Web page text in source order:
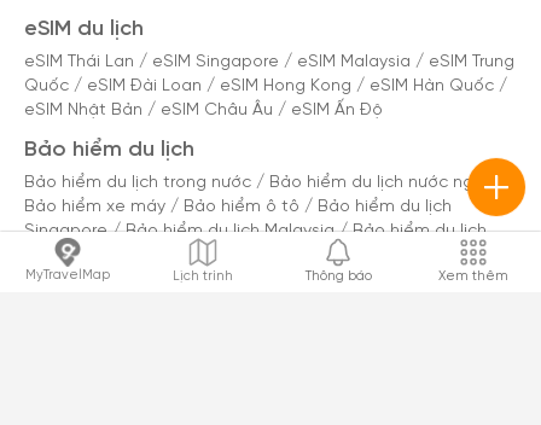
MyTravelMap Lịch trình Thông báo Xem thêm
eSIM du lịch
eSIM Thái Lan / eSIM Singapore / eSIM Malaysia / eSIM Trung
Quốc / eSIM Đài Loan / eSIM Hong Kong / eSIM Hàn Quốc /
eSIM Nhật Bản / eSIM Châu Âu / eSIM Ấn Độ
Bảo hiểm du lịch
Bảo hiểm du lịch trong nước / Bảo hiểm du lịch nước ngoài /
Bảo hiểm xe máy / Bảo hiểm ô tô / Bảo hiểm du lịch
Singapore / Bảo hiểm du lịch Malaysia / Bảo hiểm du lịch
Thái Lan
Bảo hiểm du lịch Trung Quốc /
Bảo hiểm du lịch
Đài Loan / Bảo hiểm du lịch Hàn Quốc / Bảo hiểm du lịch